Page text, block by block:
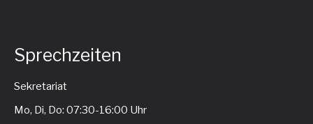
Sprechzeiten
Sekretariat
Mo, Di, Do: 07:30-16:00 Uhr